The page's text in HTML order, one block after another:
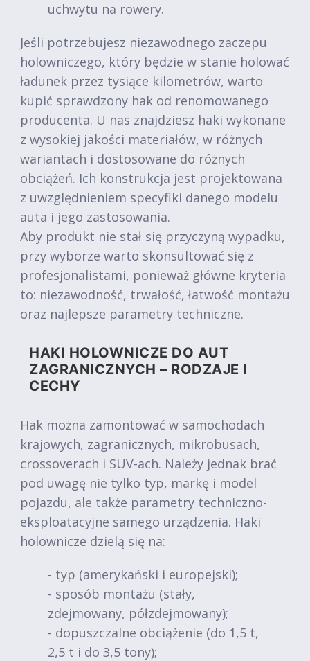
uchwytu na rowery.
Jeśli potrzebujesz niezawodnego zaczepu
holowniczego, który będzie w stanie holować
ładunek przez tysiące kilometrów, warto
kupić sprawdzony hak od renomowanego
producenta. U nas znajdziesz haki wykonane
z wysokiej jakości materiałów, w różnych
wariantach i dostosowane do różnych
obciążeń. Ich konstrukcja jest projektowana
z uwzględnieniem specyfiki danego modelu
auta i jego zastosowania.
Aby produkt nie stał się przyczyną wypadku,
przy wyborze warto skonsultować się z
profesjonalistami, ponieważ główne kryteria
to: niezawodność, trwałość, łatwość montażu
oraz najlepsze parametry techniczne.
HAKI HOLOWNICZE DO AUT
ZAGRANICZNYCH – RODZAJE I
CECHY
Hak można zamontować w samochodach
krajowych, zagranicznych, mikrobusach,
crossoverach i SUV-ach. Należy jednak brać
pod uwagę nie tylko typ, markę i model
pojazdu, ale także parametry techniczno-
eksploatacyjne samego urządzenia. Haki
holownicze dzielą się na:
- typ (amerykański i europejski);
- sposób montażu (stały,
zdejmowany, półzdejmowany);
- dopuszczalne obciążenie (do 1,5 t,
2,5 t i do 3,5 tony);